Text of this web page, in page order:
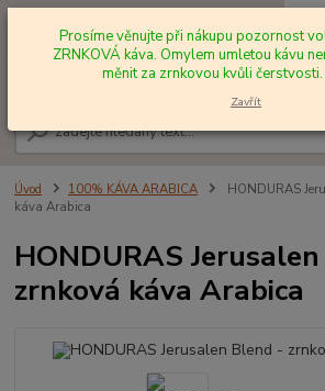
+420 602 577 209
Úvod 100% KÁVA ARABICA
HONDURAS
káva Arabica
HONDURAS
zrnková káva Arabica
Prosíme věnujte při nákupu pozornost
ZRNKOVÁ káva. Omylem umletou kávu
měnit za zrnkovou kvůli
Zavřít